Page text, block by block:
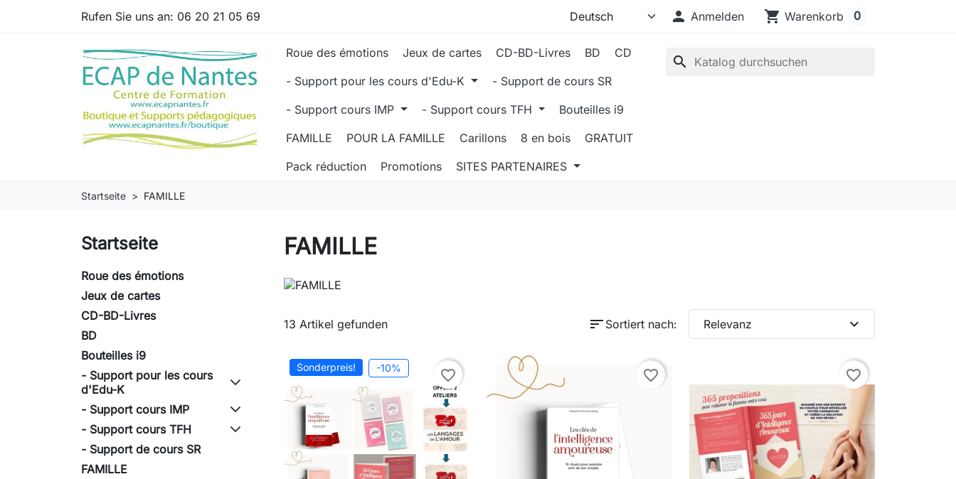
Rufen Sie uns an: 06 20 21 05 69  Anmelden shopping_cart Warenkorb 0
Roue des émotions Jeux de cartes CD-BD-Livres BD
CD
- Support pour les cours d'Edu-K
- Support de cours SR
- Support cours IMP
- Support cours TFH
Bouteilles i9
FAMILLE
POUR LA FAMILLE Carillons 8 en bois
GRATUIT
Pack réduction
Promotions SITES PARTENAIRES
search
Startseite FAMILLE
Startseite
Roue des émotions
Jeux de cartes
CD-BD-Livres
BD
Bouteilles i9
- Support pour les cours
d'Edu-K
- Support cours IMP
- Support cours TFH
- Support de cours SR
FAMILLE
FAMILLE
13 Artikel gefunden sort Sortiert nach: Relevanz expand_more
Sonderpreis! -10% favorite_border favorite_border favorite_border